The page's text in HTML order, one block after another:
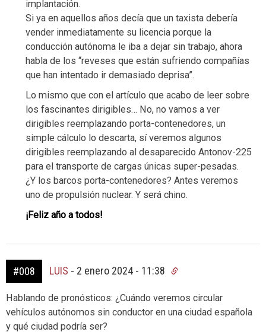
implantación.
Si ya en aquellos años decía que un taxista debería
vender inmediatamente su licencia porque la
conducción autónoma le iba a dejar sin trabajo, ahora
habla de los “reveses que están sufriendo compañías
que han intentado ir demasiado deprisa”.
Lo mismo que con el artículo que acabo de leer sobre
los fascinantes dirigibles… No, no vamos a ver
dirigibles reemplazando porta-contenedores, un
simple cálculo lo descarta, sí veremos algunos
dirigibles reemplazando al desaparecido Antonov-225
para el transporte de cargas únicas super-pesadas.
¿Y los barcos porta-contenedores? Antes veremos
uno de propulsión nuclear. Y será chino.
¡Feliz año a todos!
#008 LUIS - 2 enero 2024 - 11:38
Hablando de pronósticos: ¿Cuándo veremos circular
vehículos autónomos sin conductor en una ciudad española
y qué ciudad podría ser?